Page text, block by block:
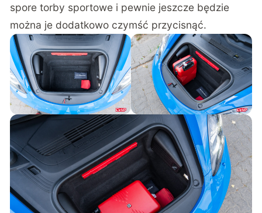
spore torby sportowe i pewnie jeszcze będzie
można je dodatkowo czymść przycisnąć.